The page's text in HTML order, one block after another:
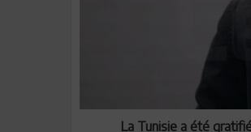
La Tunisie a été